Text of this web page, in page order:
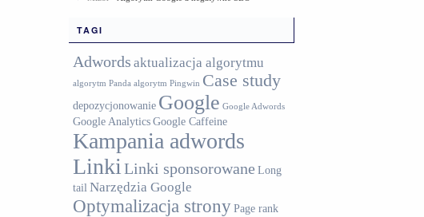
TAGI
Adwords aktualizacja algorytmu
algorytm Panda algorytm Pingwin Case study
depozycjonowanie Google Google Adwords
Google AnalyticsGoogle Caffeine
Kampania adwords
Linki Linki sponsorowane Long
tail Narzędzia Google
Optymalizacja stronyPage rank